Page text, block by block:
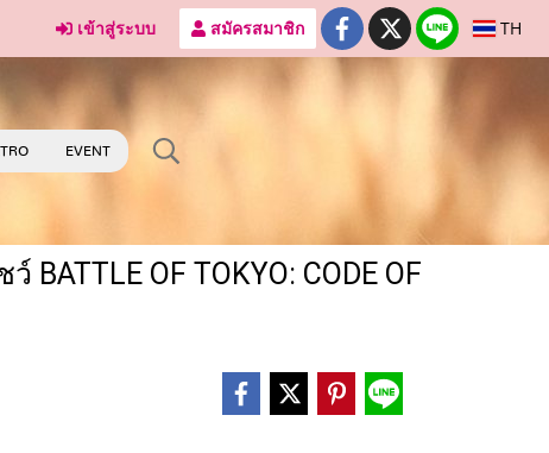
เข้าสู่ระบบ สมัครสมาชิก TH
EVENT
OF TOKYO: CODE OF